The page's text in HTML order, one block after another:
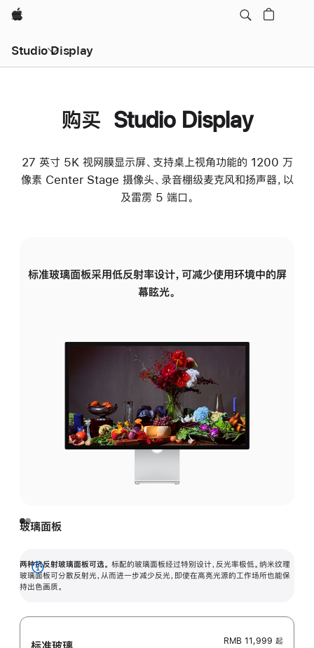
Apple
Studio Display
购买 Studio Display
27 英寸 5K 视网膜显示屏、支持桌上视角功能的 1200 万
像素 Center Stage 摄像头、录音棚级麦克风和扬声器，以
及雷雳 5 端口。
标准玻璃面板采用低反射率设计，可减少使用环境中的屏
幕眩光。
玻璃面板
两种抗反射玻璃面板可选。 标配的玻璃面板经过特别设计，反光率极低。纳米纹理
玻璃面板可分散反射光，从而进一步减少反光，即使在高亮光源的工作场所也能保
持出色画质。
展
开
标准玻璃 RMB 11,999 起